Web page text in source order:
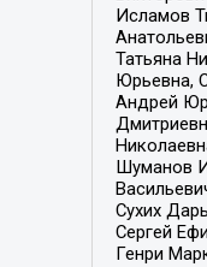
Исламов
Татьяна
Юрьевна,
Андрей
Шуманов
Сухих
Сергей
Генри